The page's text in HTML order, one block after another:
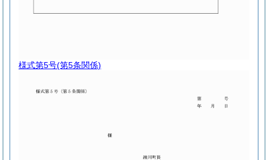
様式第5号(第5条関係)